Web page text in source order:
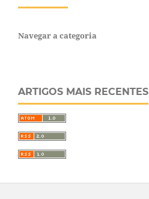
Navegar a categoria
ARTIGOS MAIS RECENTES